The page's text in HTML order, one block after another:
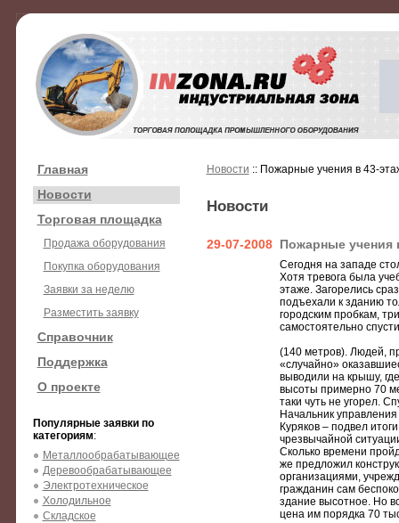
Главная
Новости
Торговая площадка
Продажа оборудования
Покупка оборудования
Заявки за неделю
Разместить заявку
Справочник
Поддержка
О проекте
Популярные заявки по
категориям:
Металлообрабатывающее
Деревообрабатывающее
Электротехническое
Холодильное
Складское
Новости :: Пожарные учения в 43-
Новости
29-07-2008 Пожарные учения
Сегодня на западе
Хотя тревога была
этаже. Загорелись
подъехали к зданию
городским пробкам,
самостоятельно
(140 метров). Людей,
«случайно»
выводили на крышу,
высоты примерно 70
таки чуть не угорел.
Начальник
Куряков – подвел
чрезвычайной
Сколько времени
же предложил
организациями,
гражданин сам
здание высотное. Но
цена им порядка 70